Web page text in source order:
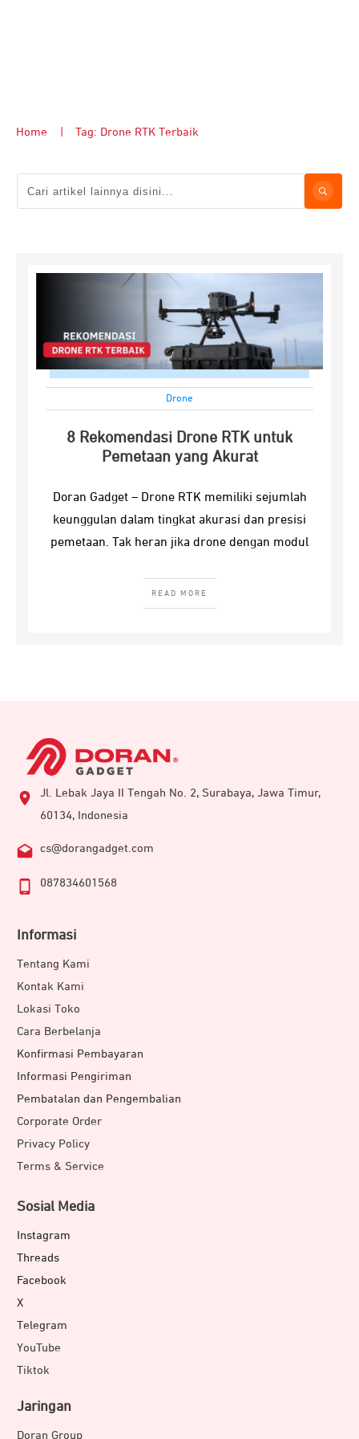
Home Tag: Drone RTK Terbaik
Drone
8 Rekomendasi Drone RTK untuk
Pemetaan yang Akurat
Doran Gadget – Drone RTK memiliki sejumlah
keunggulan dalam tingkat akurasi dan presisi
pemetaan. Tak heran jika drone dengan modul
READ MORE
Jl. Lebak Jaya II Tengah No. 2, Surabaya, Jawa Timur,
60134, Indonesia
cs@dorangadget.com
087834601568
Informasi
Tentang Kami
Kontak Kami
Lokasi Toko
Cara Berbelanja
Konfirmasi Pembayaran
Informasi Pengiriman
Pembatalan dan Pengembalian
Corporate Order
Privacy Policy
Terms & Service
Sosial Media
Instagram
Threads
Facebook
X
Telegram
YouTube
Tiktok
Jaringan
Doran Group